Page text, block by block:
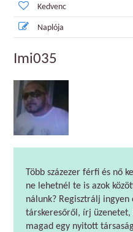
Kedvenc
Naplója
Imi035
Több százezer férfi és nő
ne lehetnél te is azok
nálunk? Regisztrálj ingyen
társkeresőről, írj üzenetet,
magad egy nyitott